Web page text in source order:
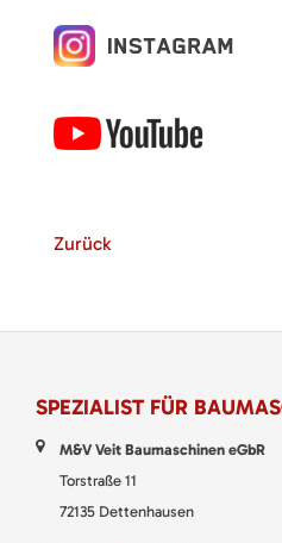
Zurück
SPEZIALIST FÜR
M&V Veit Baumaschinen eGbR
Torstraße 11
72135 Dettenhausen